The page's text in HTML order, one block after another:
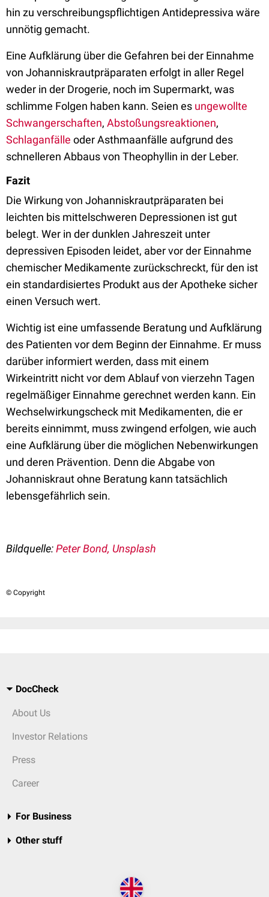
hin zu verschreibungspflichtigen Antidepressiva wäre
unnötig gemacht.
Eine Aufklärung über die Gefahren bei der Einnahme
von Johanniskrautpräparaten erfolgt in aller Regel
weder in der Drogerie, noch im Supermarkt, was
schlimme Folgen haben kann. Seien es ungewollte
Schwangerschaften, Abstoßungsreaktionen,
Schlaganfälle oder Asthmaanfälle aufgrund des
schnelleren Abbaus von Theophyllin in der Leber.
Fazit
Die Wirkung von Johanniskrautpräparaten bei
leichten bis mittelschweren Depressionen ist gut
belegt. Wer in der dunklen Jahreszeit unter
depressiven Episoden leidet, aber vor der Einnahme
chemischer Medikamente zurückschreckt, für den ist
ein standardisiertes Produkt aus der Apotheke sicher
einen Versuch wert.
Wichtig ist eine umfassende Beratung und Aufklärung
des Patienten vor dem Beginn der Einnahme. Er muss
darüber informiert werden, dass mit einem
Wirkeintritt nicht vor dem Ablauf von vierzehn Tagen
regelmäßiger Einnahme gerechnet werden kann. Ein
Wechselwirkungscheck mit Medikamenten, die er
bereits einnimmt, muss zwingend erfolgen, wie auch
eine Aufklärung über die möglichen Nebenwirkungen
und deren Prävention. Denn die Abgabe von
Johanniskraut ohne Beratung kann tatsächlich
lebensgefährlich sein.
Bildquelle:Peter Bond, Unsplash
© Copyright
DocCheck
About Us
Investor Relations
Press
Career
For Business
Other stuff